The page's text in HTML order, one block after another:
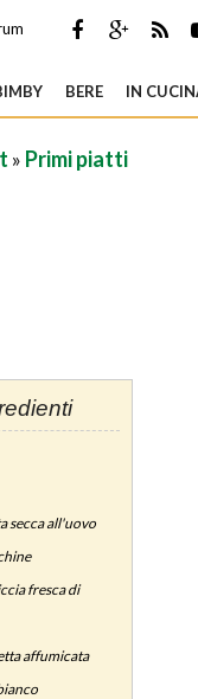
BERE IN
» Primi piatti
secca all'uovo
fresca di
affumicata